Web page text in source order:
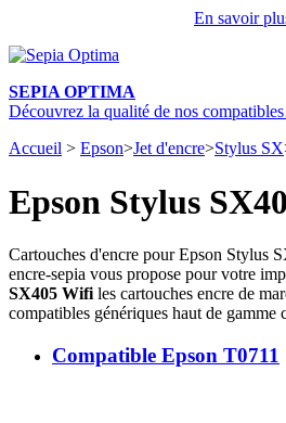
En savoir
SEPIA OPTIMA
Découvrez la qualité de nos
Accueil > Epson>Jet d'encre>Stylus SX
Epson Stylus
Cartouches d'encre pour Epson Stylus
encre-sepia vous propose pour votre
SX405 Wifi les cartouches encre de
compatibles génériques haut de gamme
Compatible Epson T0711